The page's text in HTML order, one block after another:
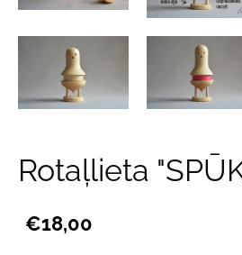
Rotaļlieta
€18,00